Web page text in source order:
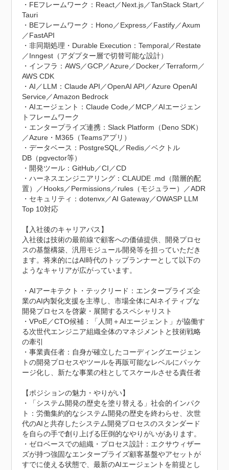
・FEフレームワーク：React／Next.js／TanStack Start／
Tauri
・BEフレームワーク：Hono／Express／Fastify／Axum
／FastAPI
・非同期処理・Durable Execution：Temporal／Restate
／Inngest（アダプター層で切替可能な設計）
・インフラ：AWS／GCP／Azure／Docker／Terraform／
AWS CDK
・AI／LLM：Claude API／OpenAI API／Azure OpenAI
Service／Amazon Bedrock
・AIエージェント：Claude Code／MCP／AIエージェン
トフレームワーク
・エンタープライズ連携：Slack Platform（Deno SDK）
／Azure・M365（Teamsアプリ）
・データベース：PostgreSQL／Redis／ベクトル
DB（pgvector等）
・開発ツール：GitHub／CI／CD
・ハーネスエンジニアリング：CLAUDE .md（階層的配
置）／Hooks／Permissions／rules（モジュラー）／ADR
・セキュリティ：dotenvx／AI Gateway／OWASP LLM
Top 10対応
【入社後のキャリアパス】
入社後は技術の最前線で顧客への価値提供、開発プロセ
スの基盤構築、汎用モジュール開発等を担っていただき
ます。将来的にはAI時代のトップランナーとして以下の
ようなキャリアが広がっています。
・AIアーキテクト・テックリード：エンタープライズ企
業のAI内製化支援を主導し、市場全体にAIネイティブな
開発プロセスを啓蒙・展開するスペシャリスト
・VPoE／CTO候補：「人間＋AIエージェント」が協働す
る次世代エンジニア組織全体のマネジメントと技術戦略
の牽引
・事業責任者：自身が確立したコーディングエージェン
トの開発プロセスやツールを再販可能なレベルにパッケ
ージ化し、新たな事業の柱としてスケールさせる責任者
【ポジションの魅力・やりがい】
・「システム開発の歴史を塗り替える」社会的インパク
ト：労働集約的なシステム開発の歴史を終わらせ、次世
代のAIと共存したシステム開発プロセスのスタンダード
を自らの手で創り上げる圧倒的なやりがいがあります。
・ゼロベースでの組織・プロセス設計：エクサウィザー
ズが持つ強固なエンタープライズ顧客基盤やアセットが
すでに使える状態で、最新のAIエージェントを前提とし